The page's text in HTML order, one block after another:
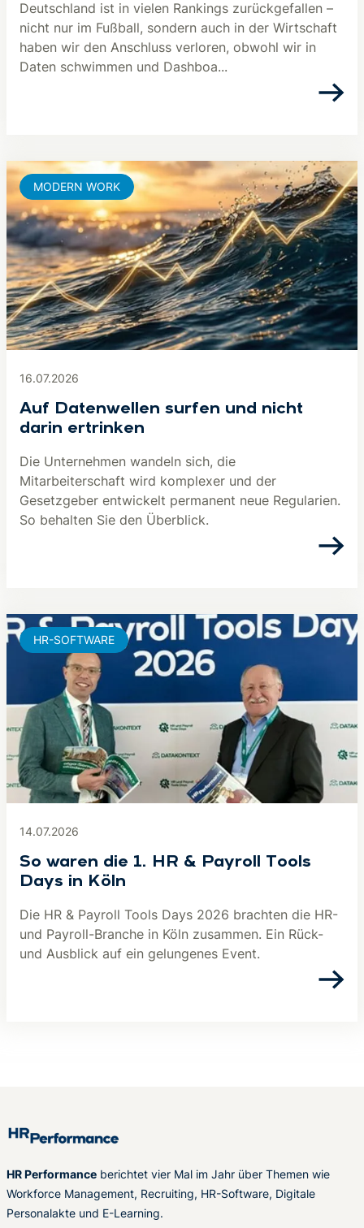
Deutschland ist in vielen Rankings zurückgefallen –
nicht nur im Fußball, sondern auch in der Wirtschaft
haben wir den Anschluss verloren, obwohl wir in
Daten schwimmen und Dashboa...
16.07.2026
Auf Datenwellen surfen und nicht
darin ertrinken
Die Unternehmen wandeln sich, die
Mitarbeiterschaft wird komplexer und der
Gesetzgeber entwickelt permanent neue Regularien.
So behalten Sie den Überblick.
MODERN WORK
14.07.2026
So waren die 1. HR & Payroll Tools
Days in Köln
Die HR & Payroll Tools Days 2026 brachten die HR-
und Payroll-Branche in Köln zusammen. Ein Rück-
und Ausblick auf ein gelungenes Event.
HR-SOFTWARE
HR Performance berichtet vier Mal im Jahr über Themen wie
Workforce Management, Recruiting, HR-Software, Digitale
Personalakte und E-Learning.